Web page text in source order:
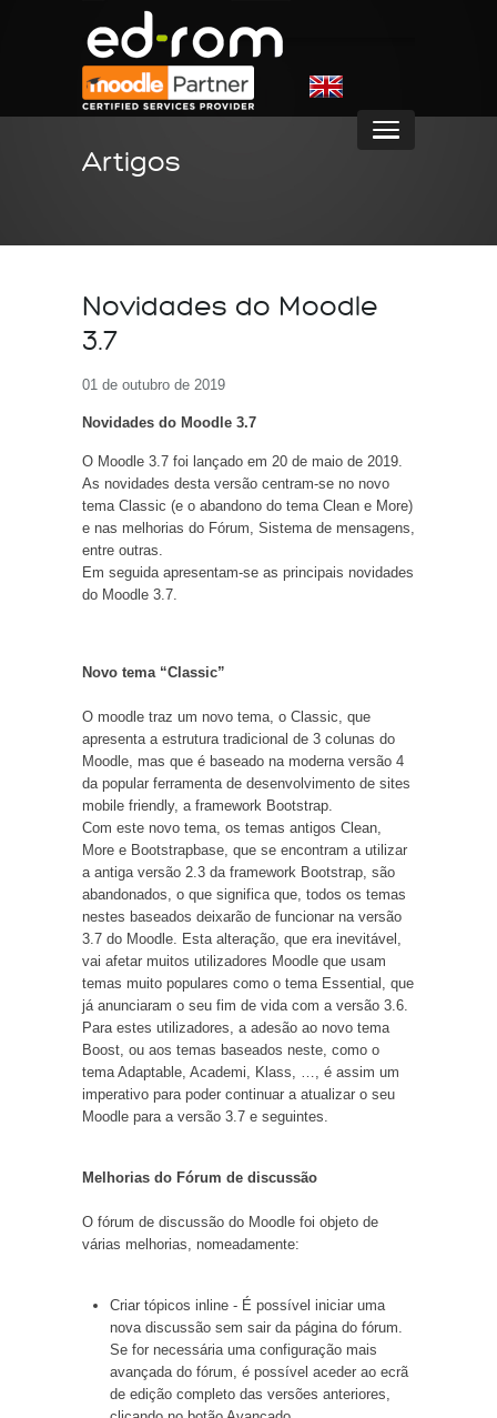
Artigos
Novidades do Moodle
3.7
01 de outubro de 2019
Novidades do Moodle 3.7
O Moodle 3.7 foi lançado em 20 de maio de 2019.
As novidades desta versão centram-se no novo
tema Classic (e o abandono do tema Clean e More)
e nas melhorias do Fórum, Sistema de mensagens,
entre outras.
Em seguida apresentam-se as principais novidades
do Moodle 3.7.
Novo tema “Classic”
O moodle traz um novo tema, o Classic, que
apresenta a estrutura tradicional de 3 colunas do
Moodle, mas que é baseado na moderna versão 4
da popular ferramenta de desenvolvimento de sites
mobile friendly, a framework Bootstrap.
Com este novo tema, os temas antigos Clean,
More e Bootstrapbase, que se encontram a utilizar
a antiga versão 2.3 da framework Bootstrap, são
abandonados, o que significa que, todos os temas
nestes baseados deixarão de funcionar na versão
3.7 do Moodle. Esta alteração, que era inevitável,
vai afetar muitos utilizadores Moodle que usam
temas muito populares como o tema Essential, que
já anunciaram o seu fim de vida com a versão 3.6.
Para estes utilizadores, a adesão ao novo tema
Boost, ou aos temas baseados neste, como o
tema Adaptable, Academi, Klass, …, é assim um
imperativo para poder continuar a atualizar o seu
Moodle para a versão 3.7 e seguintes.
Melhorias do Fórum de discussão
O fórum de discussão do Moodle foi objeto de
várias melhorias, nomeadamente:
Criar tópicos inline - É possível iniciar uma
nova discussão sem sair da página do fórum.
Se for necessária uma configuração mais
avançada do fórum, é possível aceder ao ecrã
de edição completo das versões anteriores,